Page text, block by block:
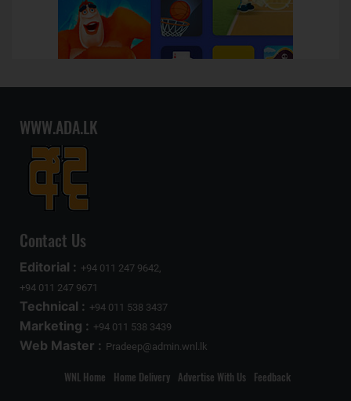
WWW.ADA.LK
Contact Us
Editorial : +94 011 247 9642,
+94 011 247 9671
Technical : +94 011 538 3437
Marketing : +94 011 538 3439
Web Master : Pradeep@admin.wnl.lk
WNL Home Home Delivery Advertise With Us Feedback